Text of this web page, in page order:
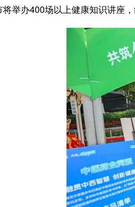
举办400场以上健康知识讲座